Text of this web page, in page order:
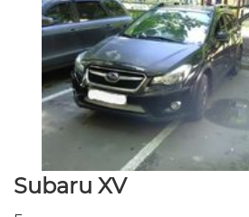
Subaru XV